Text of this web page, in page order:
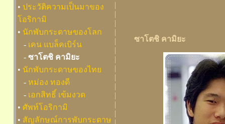
• ประวัติความเป็นมาของ
โอริกามิ
• นักพับกระดาษของโลก
- เคน แบล็คเบิร์น
- ซาโตชิ คามิยะ
• นักพับกระดาษของไทย
- หม่อง ทองดี
- เอกสิทธิ์ เข้มงวด
• ศัพท์โอริกามิ
• สัญลักษณ์การพับกระดาษ
|
|
|
|
|
|
|
|
|
|
|
|
|
|
ซาโตชิ คามิยะ